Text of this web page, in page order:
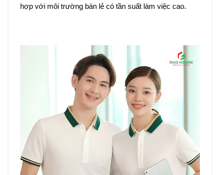
hợp với môi trường bán lẻ có tần suất làm việc cao.